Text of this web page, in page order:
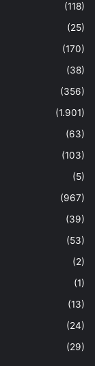
(118)
(25)
(170)
(38)
(356)
(1.901)
(63)
(103)
(5)
(967)
(39)
(53)
(2)
(1)
(13)
(24)
(29)